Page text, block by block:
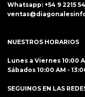
Whatsapp: +54 9 2215
NUESTROS HORARIOS
Lunes a Viernes 10:00
Sábados 10:00 AM -
SEGUINOS EN LAS